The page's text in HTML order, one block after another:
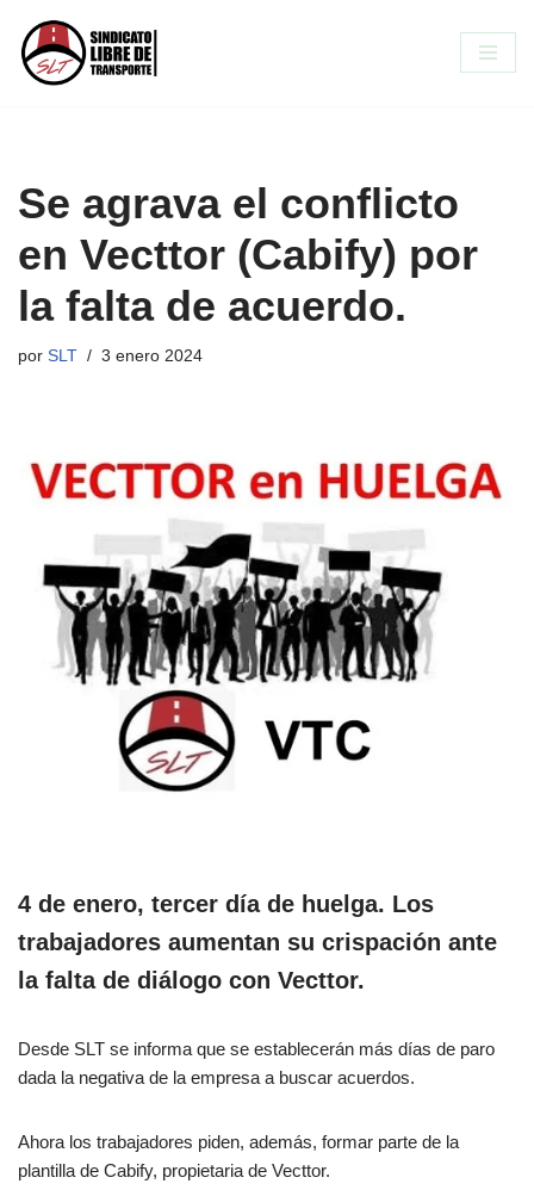
Saltar
Se agrava el conflicto
en Vecttor (Cabify) por
la falta de acuerdo.
por SLT 3 enero 2024
4 de enero, tercer día de huelga. Los
trabajadores aumentan su crispación ante
la falta de diálogo con Vecttor.
Desde SLT se informa que se establecerán más días de paro
dada la negativa de la empresa a buscar acuerdos.
Ahora los trabajadores piden, además, formar parte de la
plantilla de Cabify, propietaria de Vecttor.